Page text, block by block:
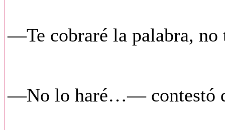
—Te cobraré la palabra, no
—No lo haré…— contestó